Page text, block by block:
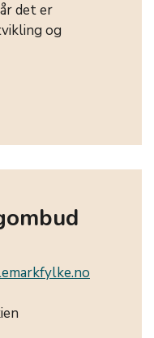
det er
og